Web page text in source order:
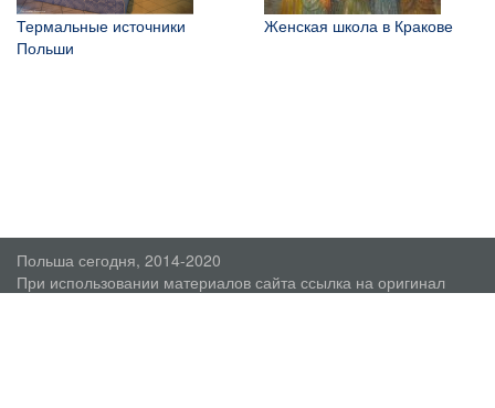
Термальные источники
Польши
Женская школа в Кракове
Польша сегодня, 2014-2020
При использовании материалов сайта ссылка на оригинал